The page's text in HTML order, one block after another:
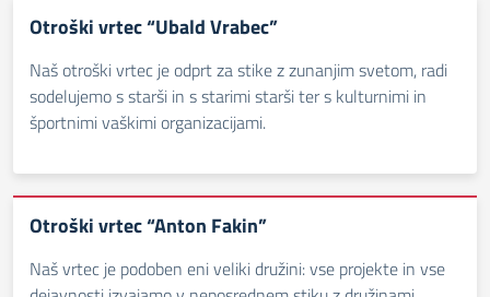
Otroški vrtec “Ubald Vrabec”
Naš otroški vrtec je odprt za stike z zunanjim svetom, radi
sodelujemo s starši in s starimi starši ter s kulturnimi in
športnimi vaškimi organizacijami.
Otroški vrtec “Anton Fakin”
Naš vrtec je podoben eni veliki družini: vse projekte in vse